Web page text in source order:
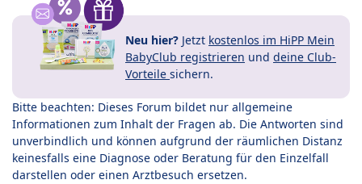
Neu hier? Jetzt kostenlos im HiPP Mein
BabyClub registrieren und deine Club-
Vorteile sichern.
Bitte beachten: Dieses Forum bildet nur allgemeine
Informationen zum Inhalt der Fragen ab. Die Antworten sind
unverbindlich und können aufgrund der räumlichen Distanz
keinesfalls eine Diagnose oder Beratung für den Einzelfall
darstellen oder einen Arztbesuch ersetzen.